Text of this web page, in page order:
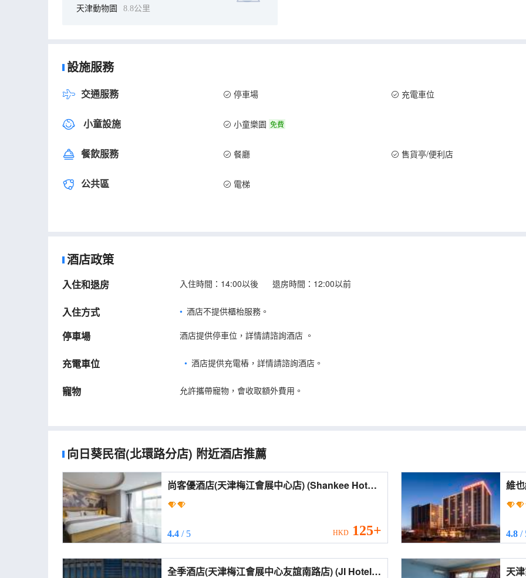
天津動物園
8.8公里
設施服務
交通服務 停車場 充電車位
小童設施 小童樂園 免費
餐飲服務 餐廳 售貨亭/便利店
公共區 電梯
酒店政策
入住和退房 入住時間：14:00以後 退房時間：12:00以前
入住方式 酒店不提供櫃枱服務。
停車場 酒店提供停車位，詳情請諮詢酒店 。
充電車位 • 酒店提供充電樁，詳情請諮詢酒店。
寵物 允許攜帶寵物，會收取額外費用。
向日葵民宿(北環路分店) 附近酒店推薦
尚客優酒店(天津梅江會展中心店) (Shankee Hotel
(Tianjin Meijiang Convention Center))
4.4 / 5 HKD 125+
維也
4.8/
全季酒店(天津梅江會展中心友誼南路店) (JI Hotel